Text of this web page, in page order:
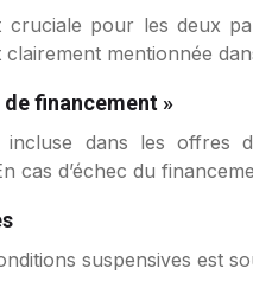
cruciale pour les deux
mentionnée
financement »
dans les offres
cas d’échec du
suspensives est